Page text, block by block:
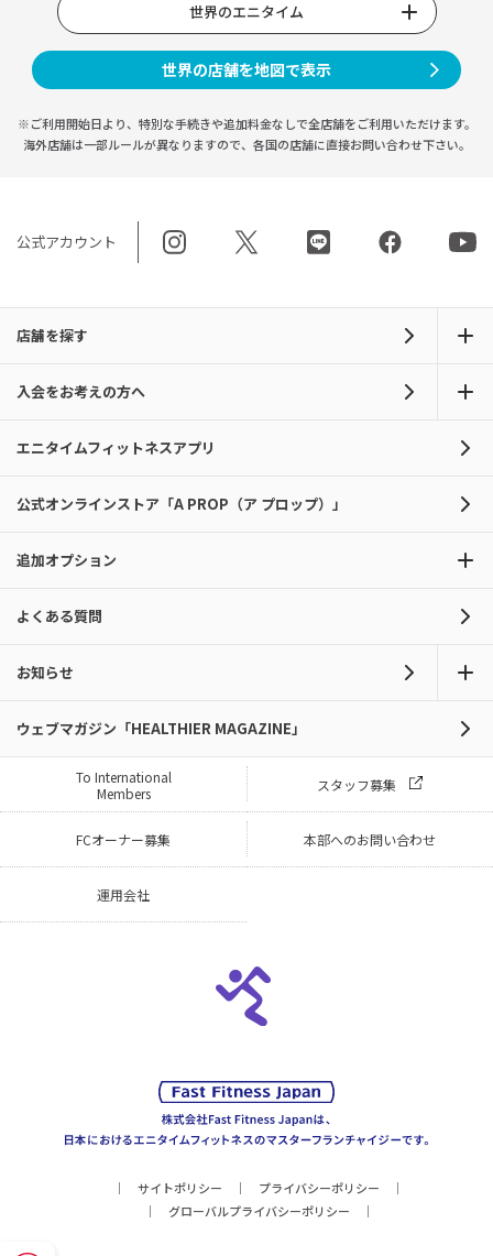
世界のエニタイム
世界の店舗を地図で表示
※ご利用開始日より、特別な手続きや追加料金なしで全店舗をご利用いただけます。
海外店舗は一部ルールが異なりますので、 各国の店舗に直接お問い合わせ下さい。
公式アカウント
店舗を探す
入会をお考えの方へ
エニタイムフィットネスアプリ
公式オンラインストア「A PROP（ア プロップ）」
追加オプション
よくある質問
お知らせ
ウェブマガジン「HEALTHIER MAGAZINE」
To International
Members
スタッフ募集
FCオーナー募集 本部へのお問い合わせ
運用会社
サイトポリシー
プライバシーポリシー
グローバルプライバシーポリシー